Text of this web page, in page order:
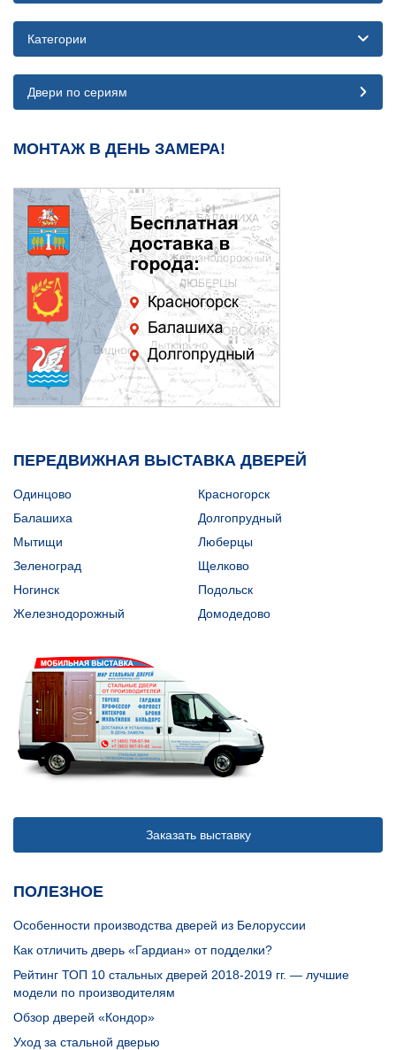
Категории
Двери по сериям
МОНТАЖ В ДЕНЬ ЗАМЕРА!
ПЕРЕДВИЖНАЯ ВЫСТАВКА ДВЕРЕЙ
Одинцово
Красногорск
Балашиха
Долгопрудный
Мытищи
Люберцы
Зеленоград
Щелково
Ногинск
Подольск
Железнодорожный
Домодедово
Заказать выставку
ПОЛЕЗНОЕ
Особенности производства дверей из Белоруссии
Как отличить дверь «Гардиан» от подделки?
Рейтинг ТОП 10 стальных дверей 2018-2019 гг. — лучшие
модели по производителям
Обзор дверей «Кондор»
Уход за стальной дверью